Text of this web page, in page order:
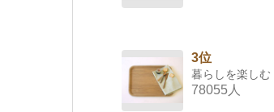
3位
暮らしを楽しむ
78055人